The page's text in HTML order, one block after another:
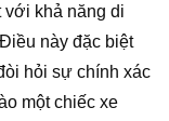
với khả năng di
này đặc biệt
hỏi sự chính xác
một chiếc xe